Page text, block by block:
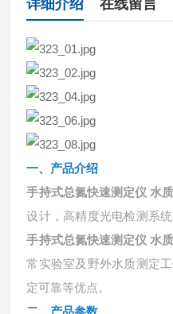
详细介绍 在线留言
一、 产品介绍
手持式总氮快速测定仪 水
设计，高精度光电检测系
手持式总氮快速测定仪 水
常实验室及野外水质测定
定可靠等优点。